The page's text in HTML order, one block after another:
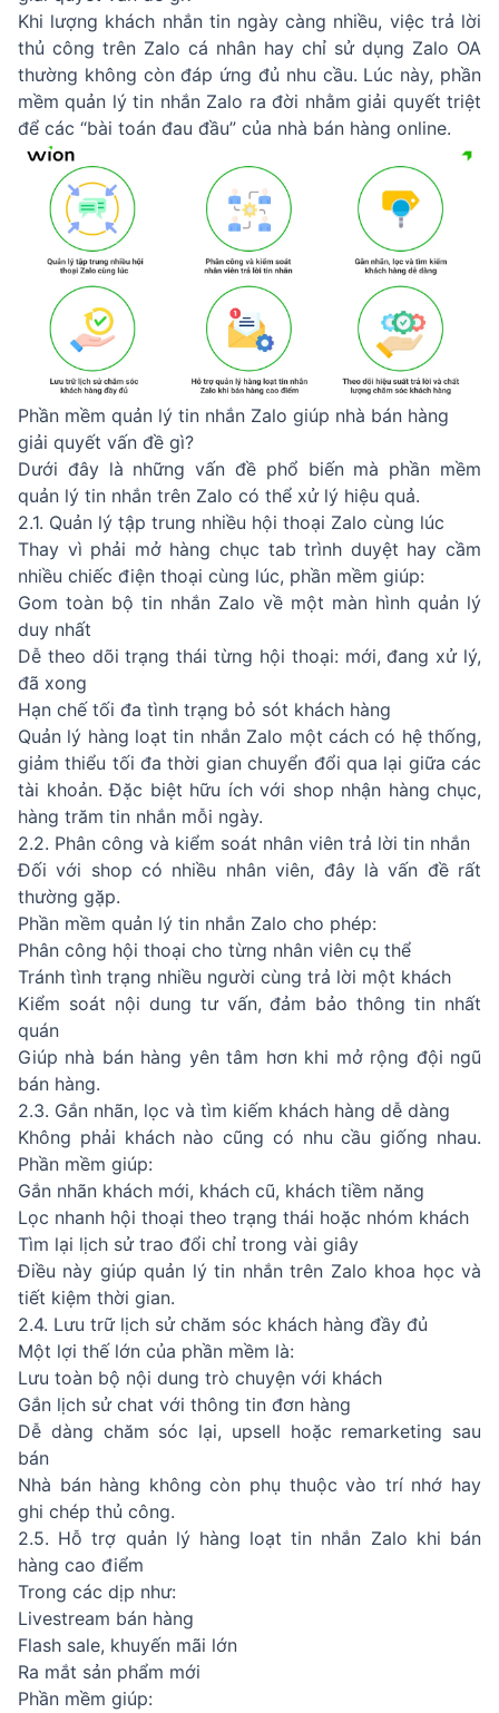
Khi lượng khách nhắn tin ngày càng nhiều, việc trả lời
thủ công trên Zalo cá nhân hay chỉ sử dụng Zalo OA
thường không còn đáp ứng đủ nhu cầu. Lúc này, phần
mềm quản lý tin nhắn Zalo ra đời nhằm giải quyết triệt
để các “bài toán đau đầu” của nhà bán hàng online.
Phần mềm quản lý tin nhắn Zalo giúp nhà bán hàng
giải quyết vấn đề gì?
Dưới đây là những vấn đề phổ biến mà phần mềm
quản lý tin nhắn trên Zalo có thể xử lý hiệu quả.
2.1. Quản lý tập trung nhiều hội thoại Zalo cùng lúc
Thay vì phải mở hàng chục tab trình duyệt hay cầm
nhiều chiếc điện thoại cùng lúc, phần mềm giúp:
Gom toàn bộ tin nhắn Zalo về một màn hình quản lý
duy nhất
Dễ theo dõi trạng thái từng hội thoại: mới, đang xử lý,
đã xong
Hạn chế tối đa tình trạng bỏ sót khách hàng
Quản lý hàng loạt tin nhắn Zalo một cách có hệ thống,
giảm thiểu tối đa thời gian chuyển đổi qua lại giữa các
tài khoản. Đặc biệt hữu ích với shop nhận hàng chục,
hàng trăm tin nhắn mỗi ngày.
2.2. Phân công và kiểm soát nhân viên trả lời tin nhắn
Đối với shop có nhiều nhân viên, đây là vấn đề rất
thường gặp.
Phần mềm quản lý tin nhắn Zalo cho phép:
Phân công hội thoại cho từng nhân viên cụ thể
Tránh tình trạng nhiều người cùng trả lời một khách
Kiểm soát nội dung tư vấn, đảm bảo thông tin nhất
quán
Giúp nhà bán hàng yên tâm hơn khi mở rộng đội ngũ
bán hàng.
2.3. Gắn nhãn, lọc và tìm kiếm khách hàng dễ dàng
Không phải khách nào cũng có nhu cầu giống nhau.
Phần mềm giúp:
Gắn nhãn khách mới, khách cũ, khách tiềm năng
Lọc nhanh hội thoại theo trạng thái hoặc nhóm khách
Tìm lại lịch sử trao đổi chỉ trong vài giây
Điều này giúp quản lý tin nhắn trên Zalo khoa học và
tiết kiệm thời gian.
2.4. Lưu trữ lịch sử chăm sóc khách hàng đầy đủ
Một lợi thế lớn của phần mềm là:
Lưu toàn bộ nội dung trò chuyện với khách
Gắn lịch sử chat với thông tin đơn hàng
Dễ dàng chăm sóc lại, upsell hoặc remarketing sau
bán
Nhà bán hàng không còn phụ thuộc vào trí nhớ hay
ghi chép thủ công.
2.5. Hỗ trợ quản lý hàng loạt tin nhắn Zalo khi bán
hàng cao điểm
Trong các dịp như:
Livestream bán hàng
Flash sale, khuyến mãi lớn
Ra mắt sản phẩm mới
Phần mềm giúp: